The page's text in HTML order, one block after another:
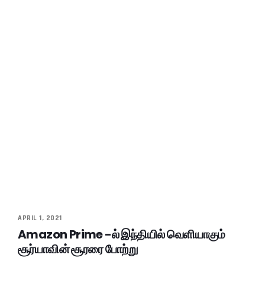
APRIL 1, 2021
Amazon Prime -ல் இந்தியில் வெளியாகும்
சூர்யாவின் சூரரை போற்று